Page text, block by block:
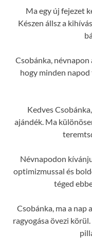
Ma egy új fejezet
Készen állsz a
Csobánka,
hogy minden
Kedves
ajándék. Ma
Névnapodon
optimizmussal és
téged
Csobánka, ma a nap
ragyogása övezi